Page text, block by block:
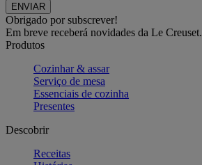
Obrigado por subscrever!
Em breve receberá novidades da Le Creuset.
Produtos
Cozinhar & assar
Serviço de mesa
Essenciais de cozinha
Presentes
Descobrir
Receitas